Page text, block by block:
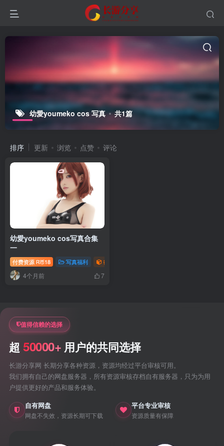
幼愛youmeko cos 写真 共1篇
排序 更新 浏览 点赞 评论
幼愛youmeko cos写真合集
一
付费资源 R币18 写真福利 御姐写真照片专题
4个月前 7
值得信赖的选择
超50000+ 用户的共同选择
长游分享网 长期分享各种资源，资源均经过平台审核可用。
我们拥有自己的网盘服务器，所有资源审核存档自有服务器，只为为用
户提供更好的产品和服务体验。
自有网盘
网盘不失效，资源长期可下载
平台专业审核
资源质量有保障